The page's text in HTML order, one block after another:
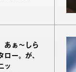
あぁ〜しら
ロー。が、
ッ